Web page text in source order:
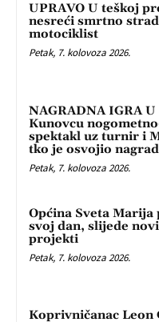
UPRAVO U teškoj
nesreći smrtno
motociklist
Petak, 7. kolovoza 2026.
NAGRADNA IGRA
Kunovcu
spektakl uz turnir i
tko je osvojio
Petak, 7. kolovoza 2026.
Općina Sveta
svoj dan, slijede
projekti
Petak, 7. kolovoza 2026.
Koprivničanac Leon